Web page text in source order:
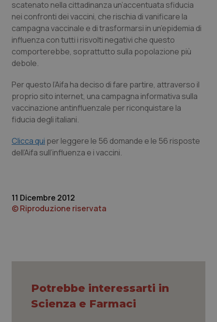
Liguria
Lombardia
Molise
Piemonte
Provincia Autonoma di Bolzano
Puglia
Umbria
Disturbi dell’umore
Dolore
Epatiti
HIV
Infezioni & Febbre
Malattie rare
Oftalmologia
scatenato nella cittadinanza un’accentuata sfiducia
nei confronti dei vaccini, che rischia di vanificare la
campagna vaccinale e di trasformarsi in un’epidemia di
influenza con tutti i risvolti negativi che questo
comporterebbe, soprattutto sulla popolazione più
debole.
Per questo l’Aifa ha deciso di fare partire, attraverso il
proprio sito internet, una campagna informativa sulla
vaccinazione antinfluenzale per riconquistare la
fiducia degli italiani.
Clicca qui per leggere le 56 domande e le 56 risposte
dell’Aifa sull’influenza e i vaccini.
11 Dicembre 2012
© Riproduzione riservata
Potrebbe interessarti in
Scienza e Farmaci